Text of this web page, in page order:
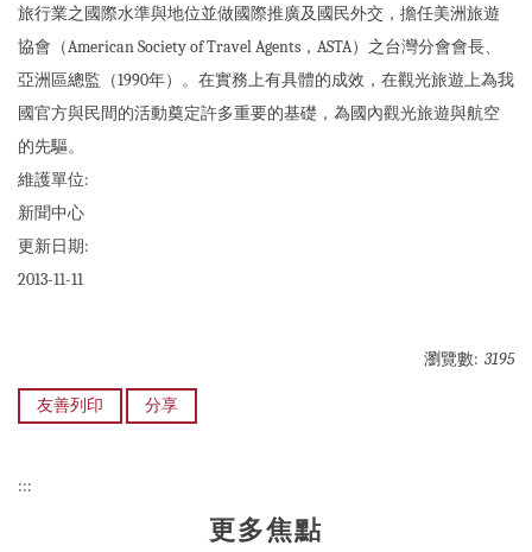
旅行業之國際水準與地位並做國際推廣及國民外交，擔任美洲旅遊
協會（American Society of Travel Agents，ASTA）之台灣分會會長、
亞洲區總監（1990年）。在實務上有具體的成效，在觀光旅遊上為我
國官方與民間的活動奠定許多重要的基礎，為國內觀光旅遊與航空
的先驅。
維護單位:
新聞中心
更新日期:
2013-11-11
瀏覽數: 3195
友善列印 分享
:::
更多焦點